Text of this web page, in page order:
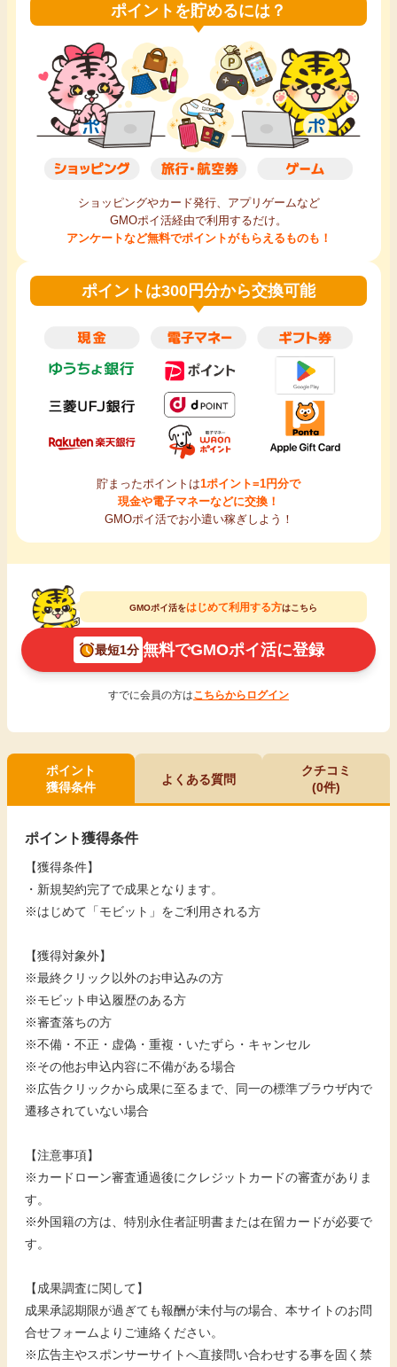
ポイントを貯めるには？
ショッピングやカード発行、アプリゲームなど
GMOポイ活経由で利用するだけ。
アンケートなど無料でポイントがもらえるものも！
ポイントは300円分から交換可能
貯まったポイントは1ポイント=1円分で
現金や電子マネーなどに交換！
GMOポイ活でお小遣い稼ぎしよう！
GMOポイ活をはじめて利用する方はこちら
最短1分 無料でGMOポイ活に登録
すでに会員の方はこちらからログイン
ポイント
獲得条件
よくある質問
クチコミ
(0件)
ポイント獲得条件
【獲得条件】
・新規契約完了で成果となります。
※はじめて「モビット」をご利用される方
【獲得対象外】
※最終クリック以外のお申込みの方
※モビット申込履歴のある方
※審査落ちの方
※不備・不正・虚偽・重複・いたずら・キャンセル
※その他お申込内容に不備がある場合
※広告クリックから成果に至るまで、同一の標準ブラウザ内で
遷移されていない場合
【注意事項】
※カードローン審査通過後にクレジットカードの審査がありま
す。
※外国籍の方は、特別永住者証明書または在留カードが必要で
す。
【成果調査に関して】
成果承認期限が過ぎても報酬が未付与の場合、本サイトのお問
合せフォームよりご連絡ください。
※広告主やスポンサーサイトへ直接問い合わせする事を固く禁